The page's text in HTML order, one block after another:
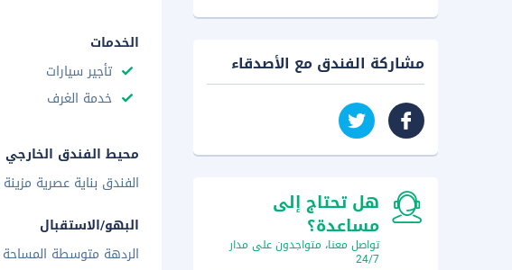
الخدمات
تأجير سيارات
خدمة الغرف
محيط الفندق الخارجي
الفندق بناية عصرية
البهو/الاستقبال
الردهة متوسطة المساحة
مشاركة الفندق مع الأصدقاء
هل تحتاج إلى
مساعدة؟
تواصل معنا، متواجدون على مدار
24/7